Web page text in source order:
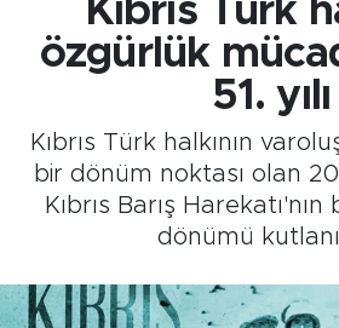
Kıbrıs Türk
özgürlük
51. yılı
Kıbrıs Türk halkının
bir dönüm noktası olan
Kıbrıs Barış Harekatı'nın
dönümü
Eskişehirspor
Sağlık
Kültür Sanat
Tarihçe
Süper Lig Puan Durumu
Son Dakika Haberleri
Haber Arşivi